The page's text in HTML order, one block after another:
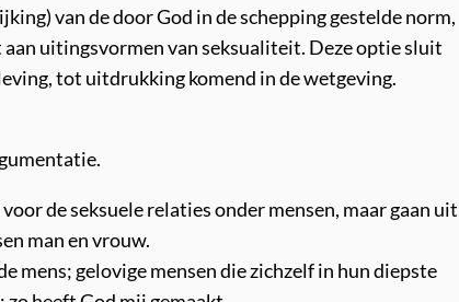
van de door God in de schepping gestelde norm,
uitingsvormen van seksualiteit. Deze optie sluit
tot uitdrukking komend in de wetgeving.
de seksuele relaties onder mensen, maar gaan uit
man en vrouw.
mens; gelovige mensen die zichzelf in hun diepste